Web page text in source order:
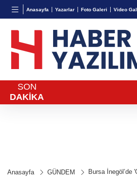
Anasayfa Yazarlar Foto Galeri Video
BGN
27,9743 %-0,22
VND
0,0018
SON
DAKİKA
Anasayfa GÜNDEM Bursa İnegöl’de